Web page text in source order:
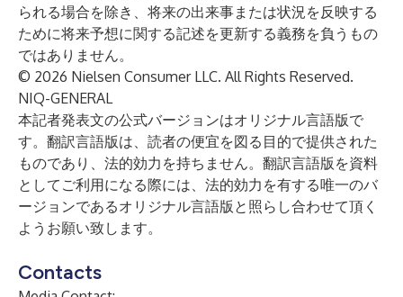
られる場合を除き、将来の出来事または状況を反映する
ために将来予想に関する記述を更新する義務を負うもの
ではありません。
© 2026 Nielsen Consumer LLC. All Rights Reserved.
NIQ-GENERAL
本記者発表文の公式バージョンはオリジナル言語版で
す。翻訳言語版は、読者の便宜を図る目的で提供された
ものであり、法的効力を持ちません。翻訳言語版を資料
としてご利用になる際には、法的効力を有する唯一のバ
ージョンであるオリジナル言語版と照らし合わせて頂く
ようお願い致します。
Contacts